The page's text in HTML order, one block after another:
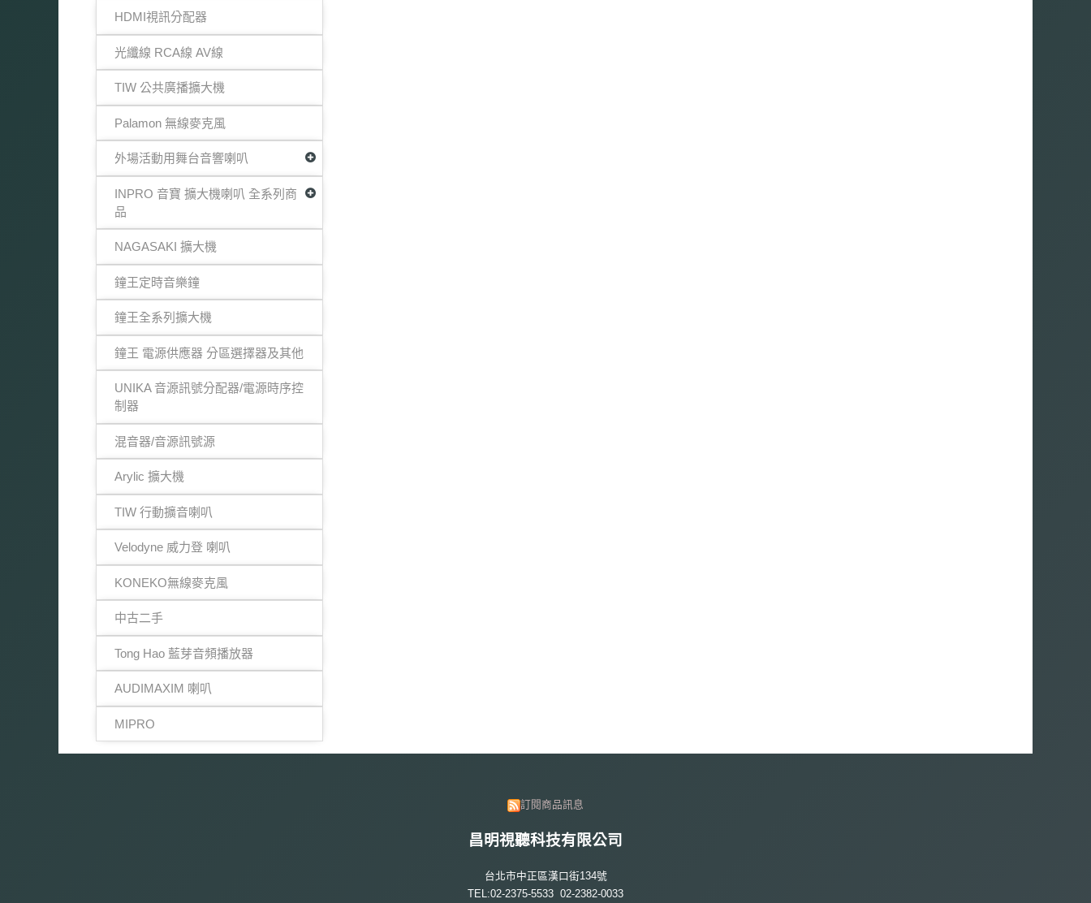
HDMI視訊分配器
光纖線 RCA線 AV線
TIW 公共廣播擴大機
Palamon 無線麥克風
外場活動用舞台音響喇叭
INPRO 音寶 擴大機喇叭 全系列商
品
NAGASAKI 擴大機
鐘王定時音樂鐘
鐘王全系列擴大機
鐘王 電源供應器 分區選擇器及其他
UNIKA 音源訊號分配器/電源時序控
制器
混音器/音源訊號源
Arylic 擴大機
TIW 行動擴音喇叭
Velodyne 威力登 喇叭
KONEKO無線麥克風
中古二手
Tong Hao 藍芽音頻播放器
AUDIMAXIM 喇叭
MIPRO
訂閱商品訊息
昌明視聽科技有限公司
台北市中正區漢口街134號
TEL:02-2375-5533 02-2382-0033